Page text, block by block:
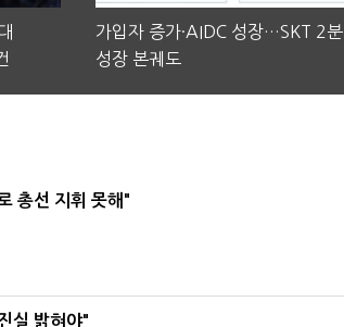
가입자 증가·AIDC 성장…SKT 2
성장 본궤도
총선 지휘 못해"
실 밝혀야"